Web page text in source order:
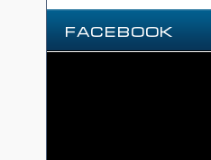
Facebook